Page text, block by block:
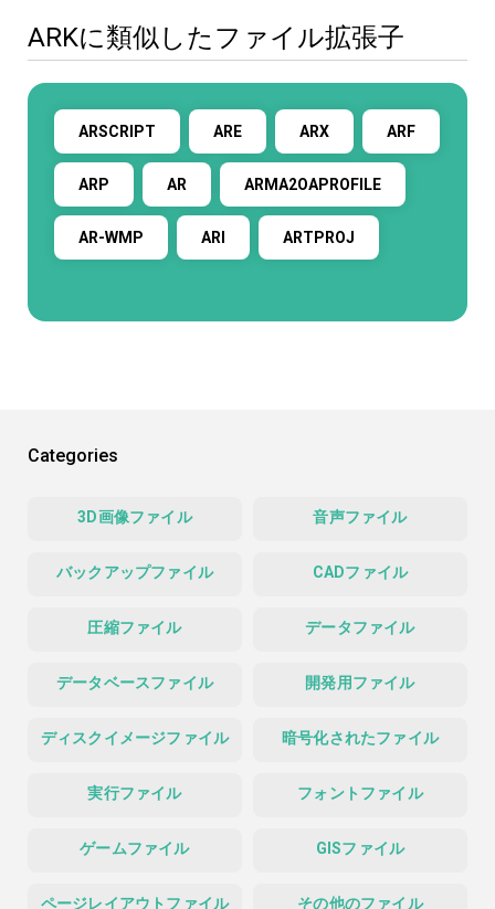
ARKに類似したファイル拡張子
ARSCRIPT ARE ARX ARF
ARP AR ARMA2OAPROFILE
AR-WMP ARI ARTPROJ
Categories
3D画像ファイル 音声ファイル
バックアップファイル CADファイル
圧縮ファイル データファイル
データベースファイル 開発用ファイル
ディスクイメージファイル 暗号化されたファイル
実行ファイル フォントファイル
ゲームファイル GISファイル
ページレイアウトファイル その他のファイル